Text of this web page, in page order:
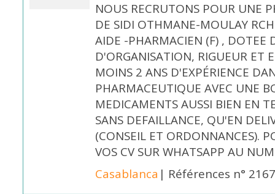
NOUS RECRUTONS POUR UNE
DE SIDI OTHMANE-MOULAY
AIDE -PHARMACIEN (F) , DOTEE
D'ORGANISATION, RIGUEUR ET
MOINS 2 ANS D'EXPÉRIENCE
PHARMACEUTIQUE AVEC UNE
MEDICAMENTS AUSSI BIEN EN
SANS DEFAILLANCE, QU'EN
(CONSEIL ET ORDONNANCES).
VOS CV SUR WHATSAPP AU
Casablanca | Références n°